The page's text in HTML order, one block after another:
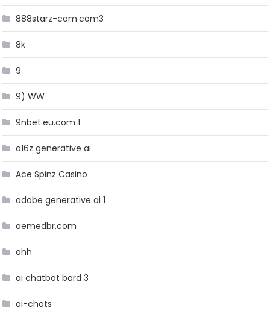
888starz-com.com3
8k
9
9) WW
9nbet.eu.com 1
a16z generative ai
Ace Spinz Casino
adobe generative ai 1
aemedbr.com
ahh
ai chatbot bard 3
ai-chats